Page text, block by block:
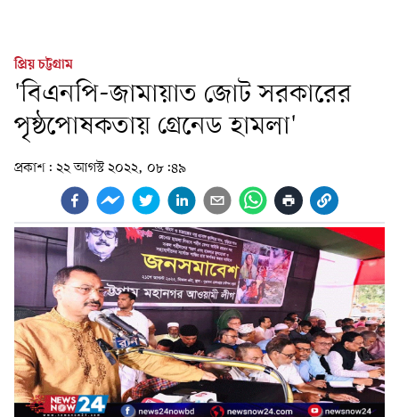
প্রিয় চট্টগ্রাম
'বিএনপি-জামায়াত জোট সরকারের
পৃষ্ঠপোষকতায় গ্রেনেড হামলা'
প্রকাশ: ২২ আগস্ট ২০২২, ০৮:৪৯